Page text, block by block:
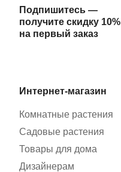
Подпишитесь —
получите скидку 10%
на первый заказ
Интернет-магазин
Комнатные растения
Садовые растения
Товары для дома
Дизайнерам